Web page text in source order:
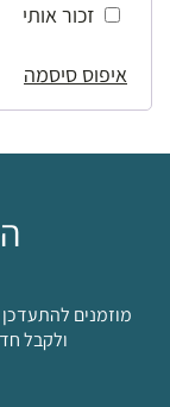
זכור אותי
איפוס סיסמה
מוזמנים
ולקבל